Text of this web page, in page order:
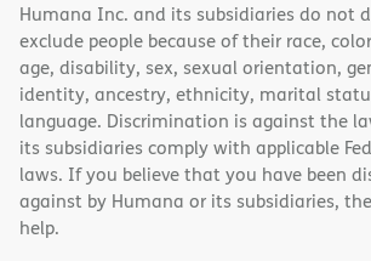
Humana Inc. and its subsidiaries do not
exclude people because of their race,
age, disability, sex, sexual orientation,
identity, ancestry, ethnicity, marital
language. Discrimination is against the
its subsidiaries comply with applicable
laws. If you believe that you have been
against by Humana or its subsidiaries,
help.